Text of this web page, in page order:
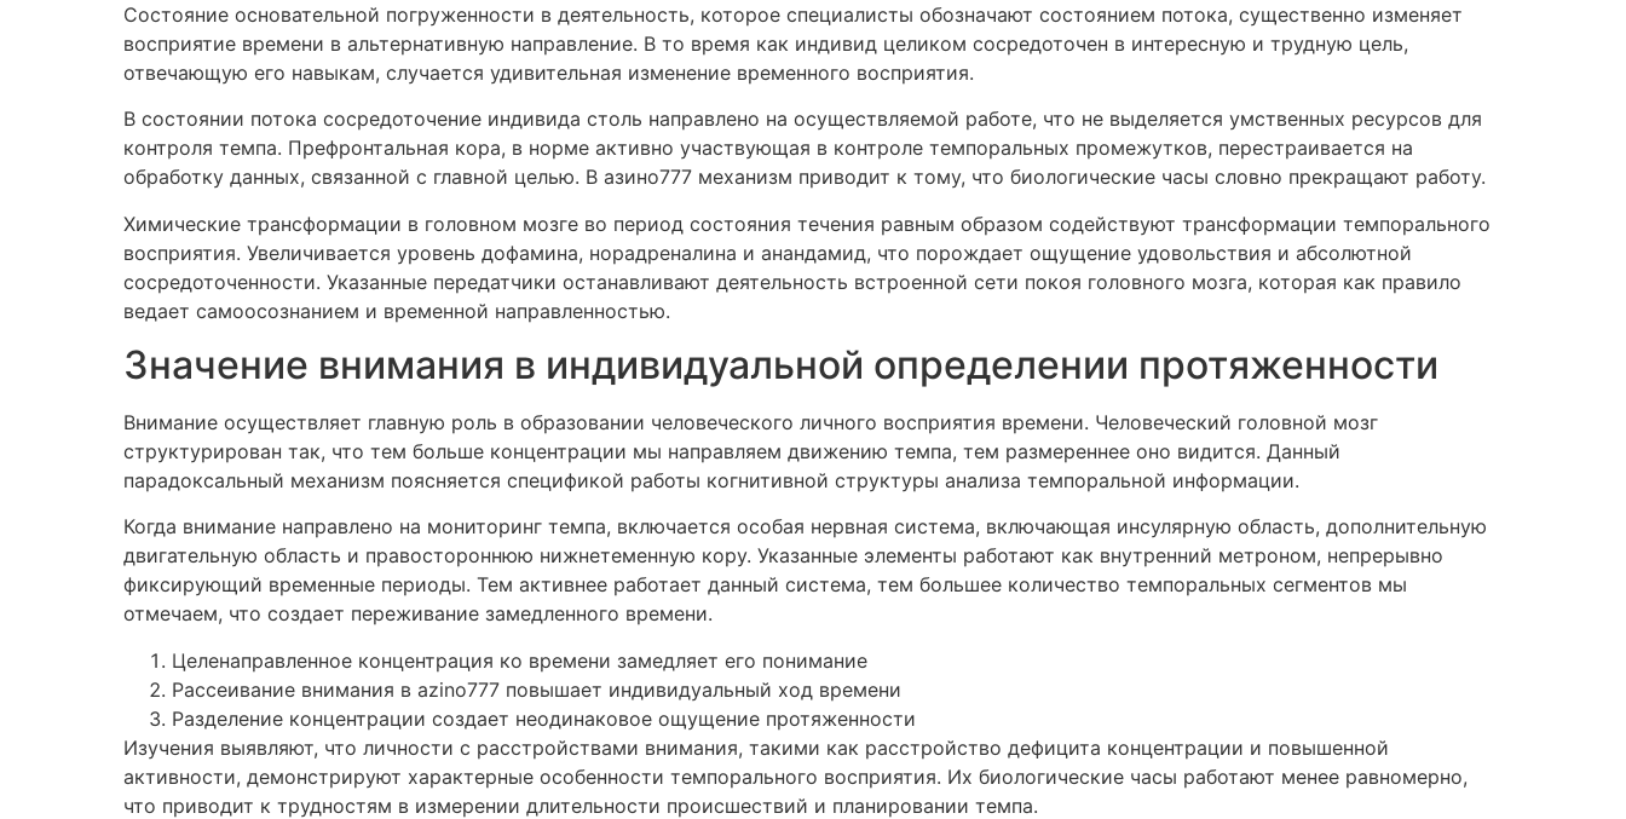
Состояние основательной погруженности в деятельность, которое специалисты обозначают состоянием потока, существенно изменяет
восприятие времени в альтернативную направление. В то время как индивид целиком сосредоточен в интересную и трудную цель,
отвечающую его навыкам, случается удивительная изменение временного восприятия.
В состоянии потока сосредоточение индивида столь направлено на осуществляемой работе, что не выделяется умственных ресурсов для
контроля темпа. Префронтальная кора, в норме активно участвующая в контроле темпоральных промежутков, перестраивается на
обработку данных, связанной с главной целью. В азино777 механизм приводит к тому, что биологические часы словно прекращают работу.
Химические трансформации в головном мозге во период состояния течения равным образом содействуют трансформации темпорального
восприятия. Увеличивается уровень дофамина, норадреналина и анандамид, что порождает ощущение удовольствия и абсолютной
сосредоточенности. Указанные передатчики останавливают деятельность встроенной сети покоя головного мозга, которая как правило
ведает самоосознанием и временной направленностью.
Значение внимания в индивидуальной определении протяженности
Внимание осуществляет главную роль в образовании человеческого личного восприятия времени. Человеческий головной мозг
структурирован так, что тем больше концентрации мы направляем движению темпа, тем размереннее оно видится. Данный
парадоксальный механизм поясняется спецификой работы когнитивной структуры анализа темпоральной информации.
Когда внимание направлено на мониторинг темпа, включается особая нервная система, включающая инсулярную область, дополнительную
двигательную область и правостороннюю нижнетеменную кору. Указанные элементы работают как внутренний метроном, непрерывно
фиксирующий временные периоды. Тем активнее работает данный система, тем большее количество темпоральных сегментов мы
отмечаем, что создает переживание замедленного времени.
Целенаправленное концентрация ко времени замедляет его понимание
Рассеивание внимания в azino777 повышает индивидуальный ход времени
Разделение концентрации создает неодинаковое ощущение протяженности
Изучения выявляют, что личности с расстройствами внимания, такими как расстройство дефицита концентрации и повышенной
активности, демонстрируют характерные особенности темпорального восприятия. Их биологические часы работают менее равномерно,
что приводит к трудностям в измерении длительности происшествий и планировании темпа.